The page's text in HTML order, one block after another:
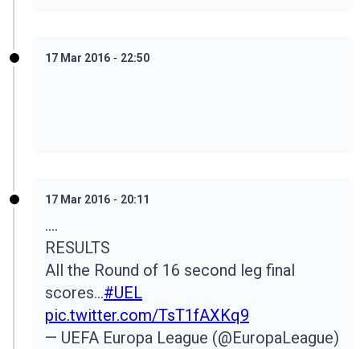
17 Mar 2016 - 22:50
17 Mar 2016 - 20:11
....
RESULTS
All the Round of 16 second leg final
scores...#UEL
pic.twitter.com/TsT1fAXKq9
— UEFA Europa League (@EuropaLeague)